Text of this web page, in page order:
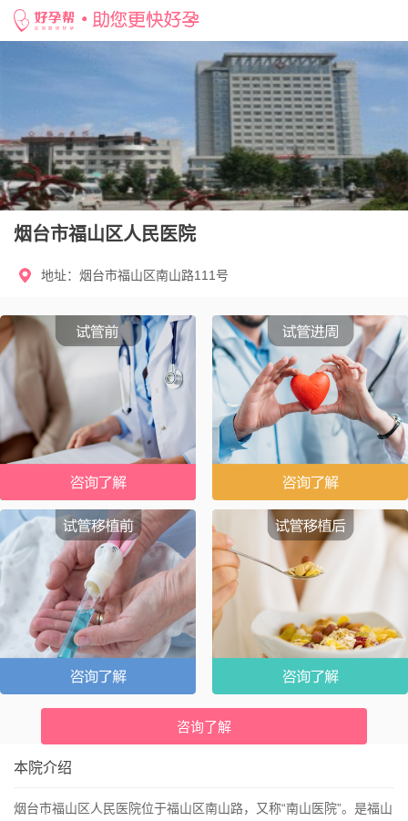
网站首页 > 试管婴儿医院 > 山东>烟台>
烟台市福山区人民医院
地址：烟台市福山区南山路111号
咨询了解
本院介绍
烟台市福山区人民医院位于福山区南山路，又称“南山医院”。是福山